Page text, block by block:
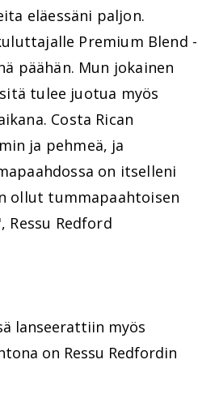
eläessäni paljon.
Premium Blend -
päähän. Mun jokainen
tulee juotua myös
Costa Rican
ja pehmeä, ja
on itselleni
ollut tummapaahtoisen
Ressu Redford
lanseerattiin myös
on Ressu Redfordin